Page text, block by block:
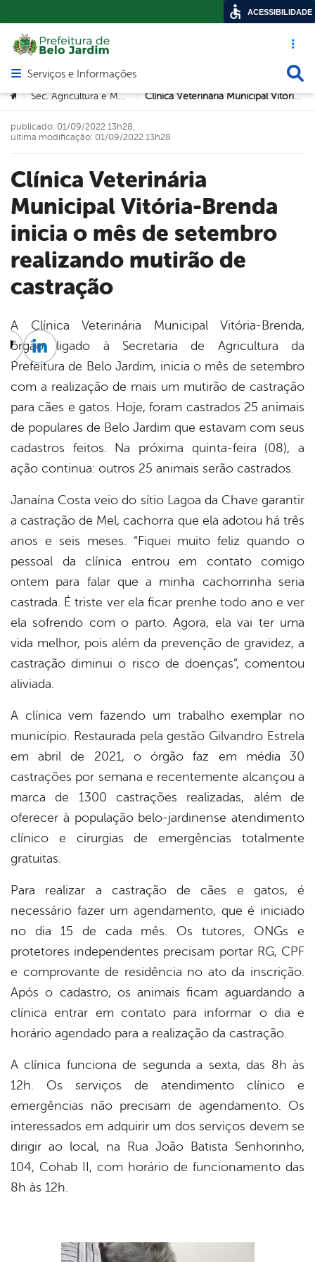
Acesso
Abrir menu principal de navegação
Serviços e Informações
Você está aqui:
> Sec. Agricultura e Meio Ambiente > Clínica Veterinária Municipal Vitória-Brenda inicia o mês de setembro realizando mutirão de castração
Clínica Veterinária
Municipal Vitória-Brenda
inicia o mês de setembro
realizando mutirão de
castração
publicado: 01/09/2022 13h28,
última modificação: 01/09/2022 13h28
A Clínica Veterinária Municipal Vitória-Brenda,
órgão ligado à Secretaria de Agricultura da
Prefeitura de Belo Jardim, inicia o mês de setembro
com a realização de mais um mutirão de castração
para cães e gatos. Hoje, foram castrados 25 animais
de populares de Belo Jardim que estavam com seus
cadastros feitos. Na próxima quinta-feira (08), a
ação continua: outros 25 animais serão castrados.
Janaína Costa veio do sítio Lagoa da Chave garantir
a castração de Mel, cachorra que ela adotou há três
anos e seis meses. “Fiquei muito feliz quando o
pessoal da clínica entrou em contato comigo
ontem para falar que a minha cachorrinha seria
castrada. É triste ver ela ficar prenhe todo ano e ver
ela sofrendo com o parto. Agora, ela vai ter uma
vida melhor, pois além da prevenção de gravidez, a
castração diminui o risco de doenças”, comentou
aliviada.
A clínica vem fazendo um trabalho exemplar no
município. Restaurada pela gestão Gilvandro Estrela
em abril de 2021, o órgão faz em média 30
castrações por semana e recentemente alcançou a
marca de 1300 castrações realizadas, além de
oferecer à população belo-jardinense atendimento
clínico e cirurgias de emergências totalmente
gratuitas.
Para realizar a castração de cães e gatos, é
necessário fazer um agendamento, que é iniciado
no dia 15 de cada mês. Os tutores, ONGs e
protetores independentes precisam portar RG, CPF
e comprovante de residência no ato da inscrição.
Após o cadastro, os animais ficam aguardando a
clínica entrar em contato para informar o dia e
horário agendado para a realização da castração.
A clínica funciona de segunda a sexta, das 8h às
12h. Os serviços de atendimento clínico e
emergências não precisam de agendamento. Os
interessados em adquirir um dos serviços devem se
dirigir ao local, na Rua João Batista Senhorinho,
104, Cohab II, com horário de funcionamento das
8h às 12h.
Twitter
Linkedin
ACESSIBILIDADE